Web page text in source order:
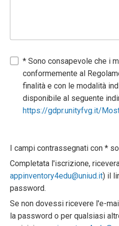
* Sono consapevole che i
conformemente al
finalità e con le modalità
disponibile al seguente
https://gdpr.unityfvg.it/
I campi contrassegnati con *
Completata l'iscrizione,
appinventory4edu@uniud.it) il
password.
Se non dovessi ricevere l'e-
la password o per qualsiasi